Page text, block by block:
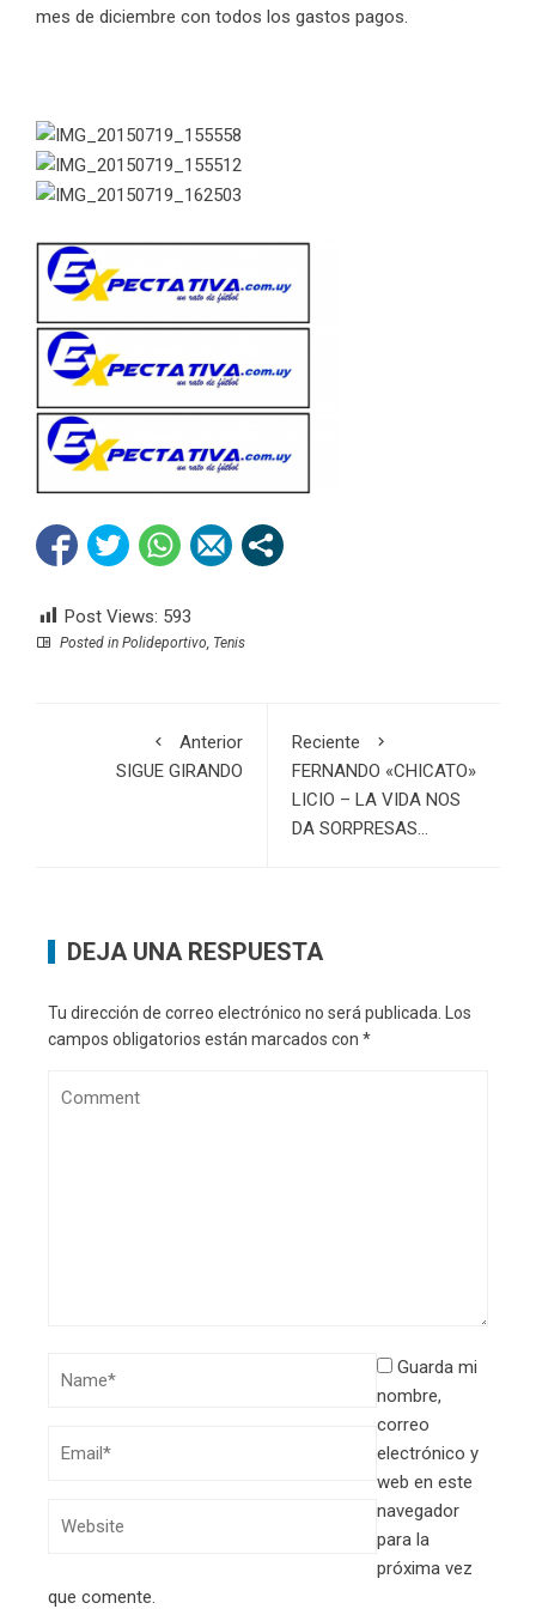
mes de diciembre con todos los gastos pagos.
Post Views: 593
Posted in Polideportivo, Tenis
Anterior
SIGUE GIRANDO
Reciente
FERNANDO «CHICATO»
LICIO – LA VIDA NOS
DA SORPRESAS…
DEJA UNA RESPUESTA
Tu dirección de correo electrónico no será publicada.
Los
campos obligatorios están marcados con *
Guarda mi
nombre,
correo
electrónico y
web en este
navegador
para la
próxima vez
que comente.